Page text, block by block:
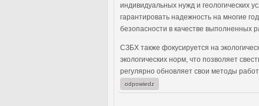
индивидуальных нужд и геологических
гарантировать надежность на многие
безопасности в качестве выполненных
СЗБХ также фокусируется на
экологических норм, что позволяет
регулярно обновляет свои методы
odpowiedz